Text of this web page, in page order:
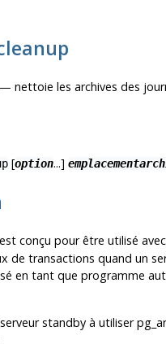
nettoie les archives des
[option...]
est conçu pour être utilisé
de transactions quand un
en tant que programme
standby à utiliser